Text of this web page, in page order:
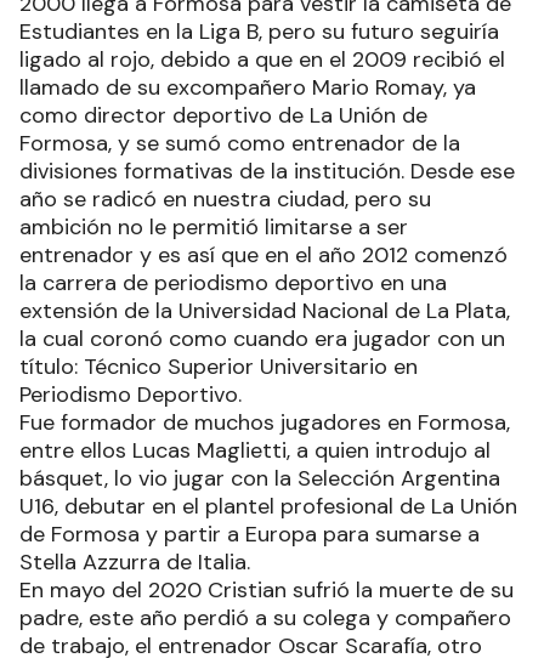
Estudiantes en la Liga B, pero su futuro seguiría
ligado al rojo, debido a que en el 2009 recibió el
llamado de su excompañero Mario Romay, ya
como director deportivo de La Unión de
Formosa, y se sumó como entrenador de la
divisiones formativas de la institución. Desde ese
año se radicó en nuestra ciudad, pero su
ambición no le permitió limitarse a ser
entrenador y es así que en el año 2012 comenzó
la carrera de periodismo deportivo en una
extensión de la Universidad Nacional de La Plata,
la cual coronó como cuando era jugador con un
título: Técnico Superior Universitario en
Periodismo Deportivo.
Fue formador de muchos jugadores en Formosa,
entre ellos Lucas Maglietti, a quien introdujo al
básquet, lo vio jugar con la Selección Argentina
U16, debutar en el plantel profesional de La Unión
de Formosa y partir a Europa para sumarse a
Stella Azzurra de Italia.
En mayo del 2020 Cristian sufrió la muerte de su
padre, este año perdió a su colega y compañero
de trabajo, el entrenador Oscar Scarafía, otro